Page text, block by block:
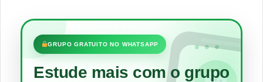
•••
GRUPO GRATUITO NO WHATSAPP
Estude mais com o grupo